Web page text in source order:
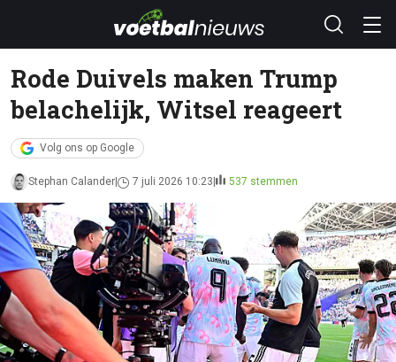
Rode Duivels maken Trump
belachelijk, Witsel reageert
Volg ons op Google
Stephan Calander 7 juli 2026 10:23 537 stemmen